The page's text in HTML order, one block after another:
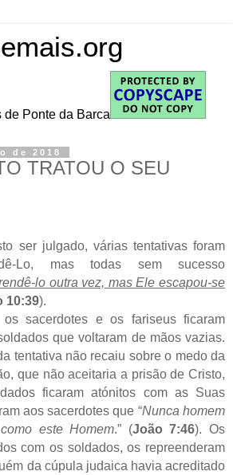
Ponte da Barca
de 2018
TRATOU O SEU
ser julgado, várias tentativas foram
Lo, mas todas sem sucesso
lo outra vez, mas Ele escapou-se
10:39).
os sacerdotes e os fariseus ficaram
que voltaram de mãos vazias.
tentativa não recaiu sobre o medo da
que não aceitaria a prisão de Cristo,
ficaram atónitos com as Suas
aos sacerdotes que “Nunca homem
este Homem.” (João 7:46). Os
com os soldados, os repreenderam
da cúpula judaica havia acreditado